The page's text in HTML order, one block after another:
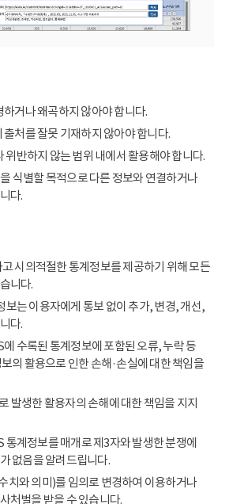
거나 왜곡하지 않아야 합니다.
처를 잘못 기재하지 않아야 합니다.
위반하지 않는 범위 내에서 활용해야 합니다.
식별할 목적으로 다른 정보와 연결하거나
다.
시의적절한 통계정보를 제공하기 위해 모든
니다.
보는 이용자에게 통보 없이 추가, 변경, 개선,
다.
수록된 통계정보에 포함된 오류, 누락 등
의 활용으로 인한 손해·손실에 대한 책임을
발생한 활용자의 손해에 대한 책임을 지지
계정보를 매개로 제3자와 발생한 분쟁에
없음을 알려드립니다.
치와 의미)를 임의로 변경하여 이용하거나
처벌을 받을 수 있습니다.